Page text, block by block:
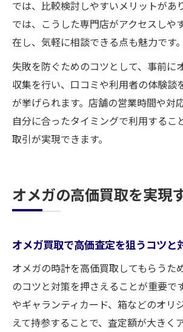
では、比較検討しやすいメリットがあ
では、こうした専門店がアクセスしや
在し、気軽に相談できる点も魅力です。
失敗を防ぐためのコツとして、事前に
収集を行い、口コミや利用者の体験談
が挙げられます。店舗の営業時間や対
自分に合ったタイミングで利用するこ
取引が実現できます。
オメガの高価買取を実現
オメガ買取で高価査定を狙うコツと
オメガの時計を高価買取してもらうた
のコツと対策を押さえることが重要で
やギャランティカード、箱などのオリ
えて持参することで、査定額が大きく